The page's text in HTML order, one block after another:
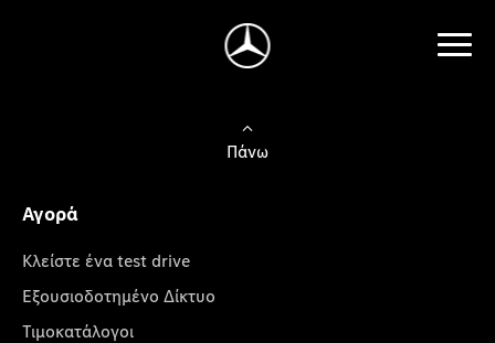
Πάνω
Αγορά
Κλείστε ένα test drive
Εξουσιοδοτημένο Δίκτυο
Τιμοκατάλογοι